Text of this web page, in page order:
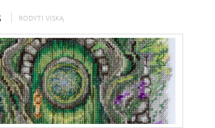
RODYTI VISKĄ